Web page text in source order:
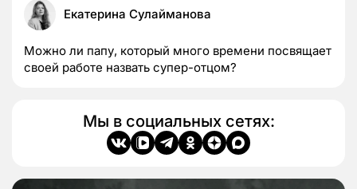
Екатерина Сулайманова
Можно ли папу, который много времени посвящает
своей работе назвать супер-отцом?
Мы в социальных сетях: